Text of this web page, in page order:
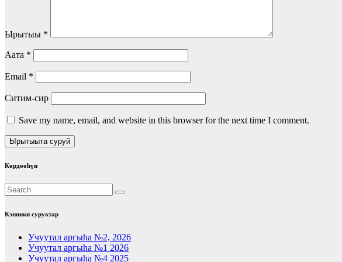
Ырытыы *
Аата *
Email *
Ситим-сир
Save my name, email, and website in this browser for the next time I comment.
Көрдөөһүн
Кэнники суруктар
Учуутал аргыһа №2, 2026
Учуутал аргыһа №1 2026
Учуутал аргыһа №4 2025